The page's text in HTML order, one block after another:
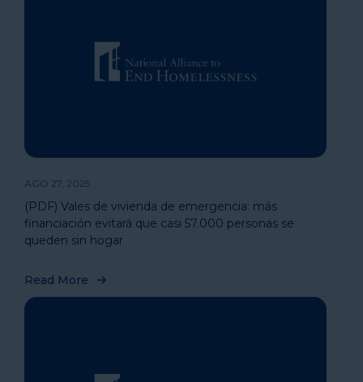
AGO 27, 2025
(PDF) Vales de vivienda de emergencia: más
financiación evitará que casi 57.000 personas se
queden sin hogar
Read More